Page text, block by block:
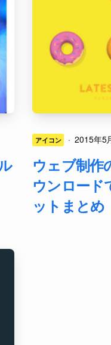
アイコン · 2015年5
ウェブ制作
ウンロード
ットまとめ